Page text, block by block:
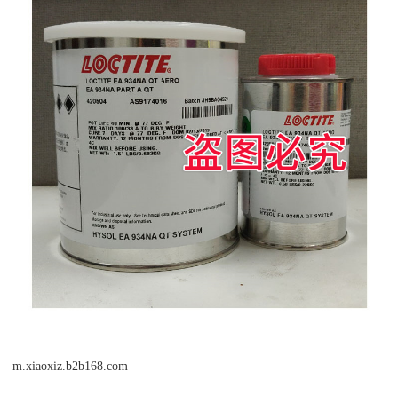
m.xiaoxiz.b2b168.com